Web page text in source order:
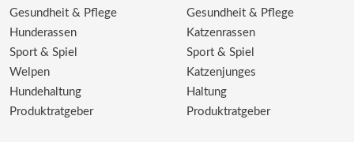
Gesundheit & Pflege
Hunderassen
Sport & Spiel
Welpen
Hundehaltung
Produktratgeber
Gesundheit & Pflege
Katzenrassen
Sport & Spiel
Katzenjunges
Haltung
Produktratgeber